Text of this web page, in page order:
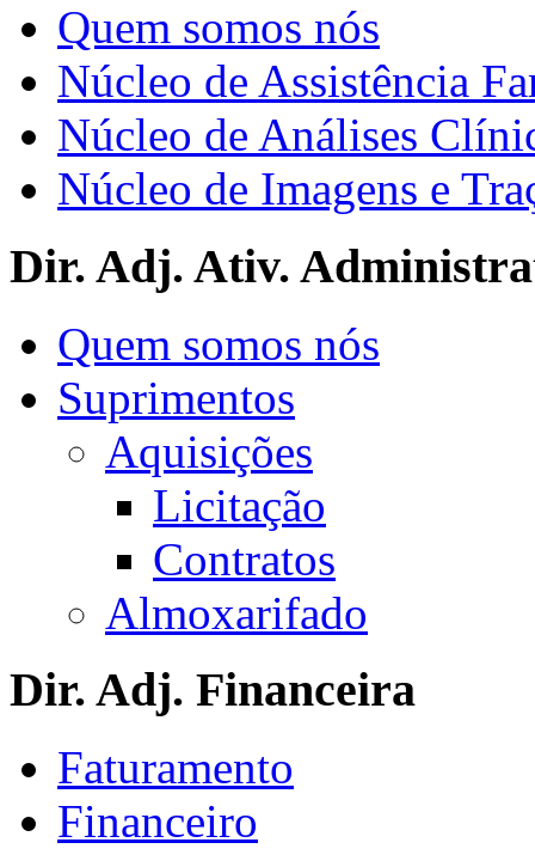
Quem somos nós
Núcleo de Assistência
Núcleo de Análises
Núcleo de Imagens e
Dir. Adj. Ativ.
Quem somos nós
Suprimentos
Aquisições
Licitação
Contratos
Almoxarifado
Dir. Adj. Financeira
Faturamento
Financeiro